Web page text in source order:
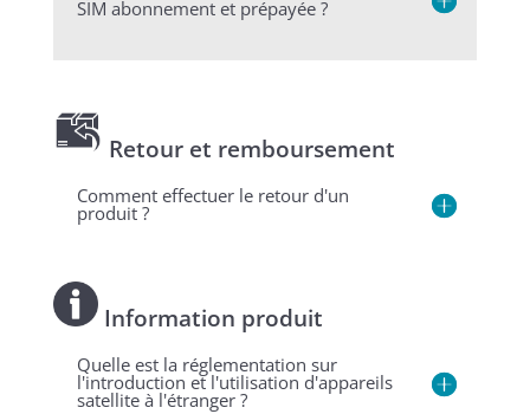
SIM abonnement et prépayée ?
Retour et remboursement
Comment effectuer le retour d'un
produit ?
Information produit
Quelle est la réglementation sur
l'introduction et l'utilisation d'appareils
satellite à l'étranger ?